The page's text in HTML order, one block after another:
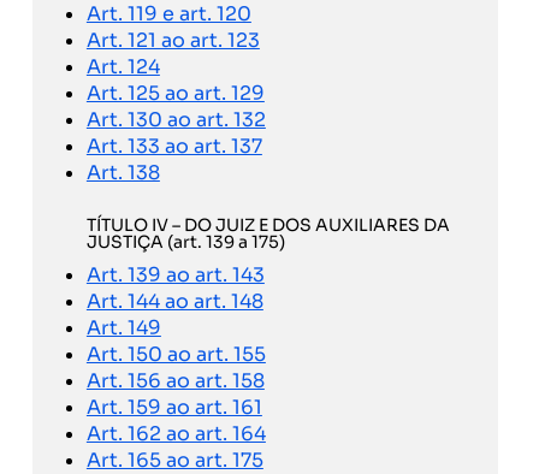
Art. 119 e art. 120
Art. 121 ao art. 123
Art. 124
Art. 125 ao art. 129
Art. 130 ao art. 132
Art. 133 ao art. 137
Art. 138
TÍTULO IV – DO JUIZ E DOS AUXILIARES DA
JUSTIÇA (art. 139 a 175)
Art. 139 ao art. 143
Art. 144 ao art. 148
Art. 149
Art. 150 ao art. 155
Art. 156 ao art. 158
Art. 159 ao art. 161
Art. 162 ao art. 164
Art. 165 ao art. 175